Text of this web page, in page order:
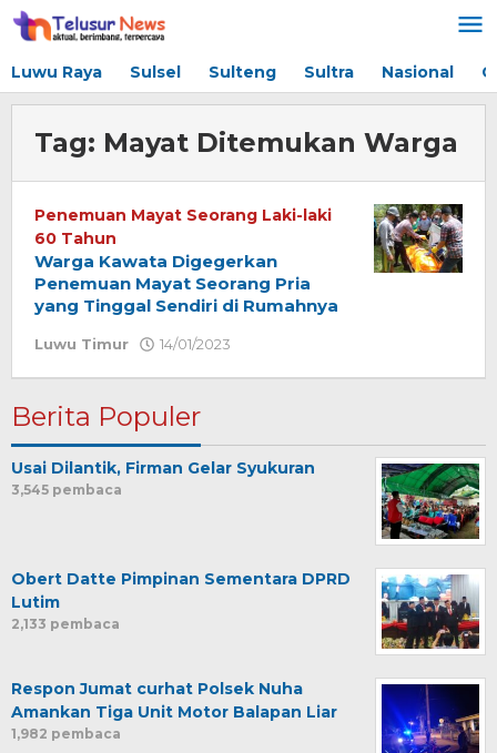
Lewati
ke
Luwu Raya Sulsel Sulteng Sultra Nasional
Tag: Mayat Ditemukan Warga
Penemuan Mayat Seorang Laki-laki
60 Tahun
Warga Kawata Digegerkan
Penemuan Mayat Seorang Pria
yang Tinggal Sendiri di Rumahnya
Luwu Timur 14/01/2023
Berita Populer
Usai Dilantik, Firman Gelar Syukuran
3,545 pembaca
Obert Datte Pimpinan Sementara DPRD
Lutim
2,133 pembaca
Respon Jumat curhat Polsek Nuha
Amankan Tiga Unit Motor Balapan Liar
1,982 pembaca